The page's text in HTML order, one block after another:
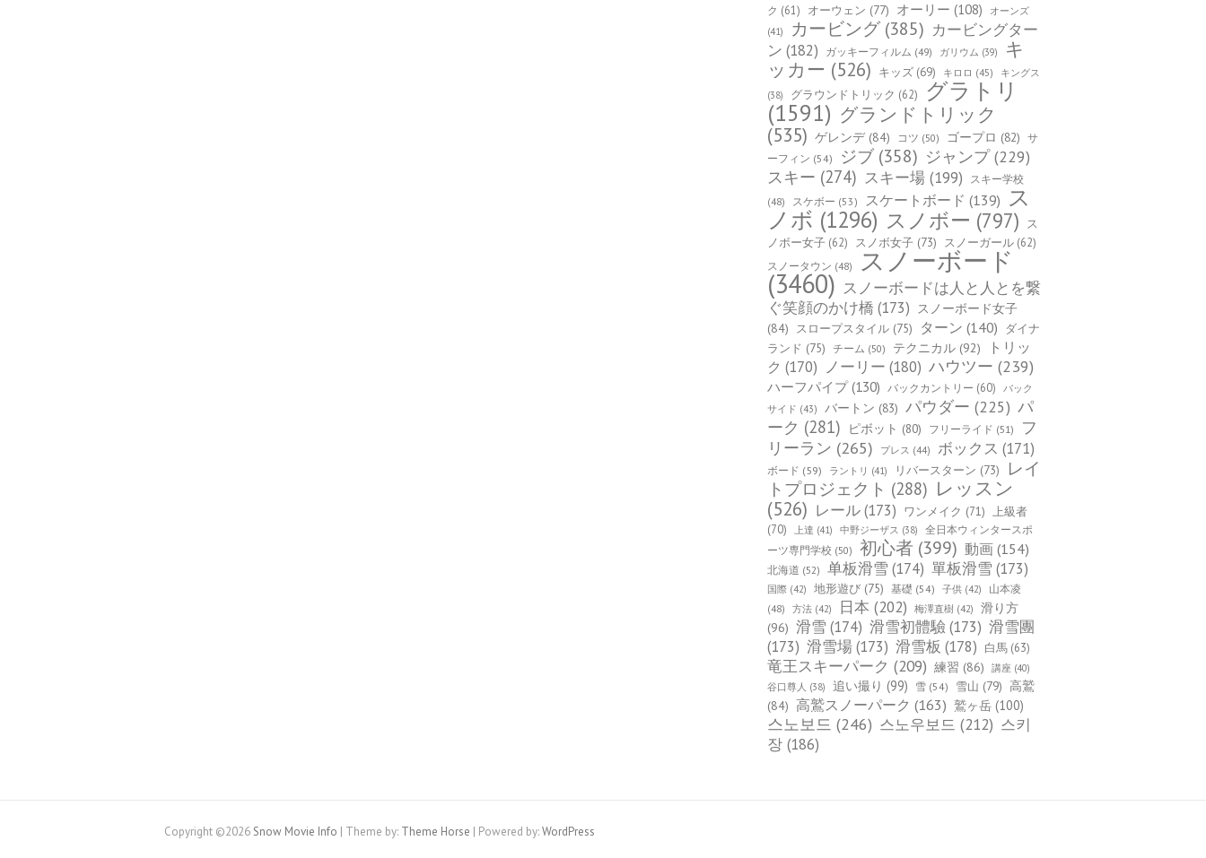
ク (61) オーウェン (77) オーリー (108)
オーンズ
(41)
カービング (385) カービングター
ン (182) ガッキーフィルム (49) ガリウム (39)
キ
ッカー (526) キッズ (69) キロロ (45)
キングス
(38)
グラウンドトリック (62) グラトリ
(1591) グランドトリック
(535) ゲレンデ(84) コツ (50) ゴープロ (82)
サ
ーフィン (54) ジブ (358) ジャンプ(229)
スキー (274) スキー場 (199)
スキー学校
(48)
スケボー (53) スケートボード (139) ス
ノボ (1296) スノボー (797)
ス
ノボー女子 (62) スノボ女子 (73) スノーガール (62)
スノータウン (48) スノーボード
(3460) スノーボードは人と人とを繋
ぐ笑顔のかけ橋 (173) スノーボード女子
(84) スロープスタイル (75) ターン (140) ダイナ
ランド (75) チーム (50) テクニカル (92)
トリッ
ク (170) ノーリー (180) ハウツー (239)
ハーフパイプ(130) バックカントリー (60)
バック
サイド (43) バートン (83) パウダー (225) パ
ーク (281) ピボット (80) フリーライド (51)
フ
リーラン (265) プレス (44) ボックス (171)
ボード (59) ラントリ (41) リバースターン (73)
レイ
トプロジェクト (288) レッスン
(526) レール(173) ワンメイク (71) 上級者
(70)
上達 (41) 中野ジーザス (38)
全日本ウィンタースポ
ーツ専門学校 (50) 初心者 (399) 動画 (154)
北海道 (52) 单板滑雪 (174) 單板滑雪 (173)
国際 (42) 地形遊び (75) 基礎 (54) 子供 (42)
山本凌
(48)
方法 (42) 日本 (202) 梅澤直樹 (42)
滑り方
(96) 滑雪 (174) 滑雪初體驗 (173) 滑雪團
(173) 滑雪場(173) 滑雪板 (178) 白馬 (63)
竜王スキーパーク (209) 練習 (86) 講座 (40)
谷口尊人 (38) 追い撮り (99) 雪 (54) 雪山 (79) 高鷲
(84) 高鷲スノーパーク (163) 鷲ヶ岳 (100)
스노보드 (246) 스노우보드 (212) 스키
장 (186)
Copyright ©2026 Snow Movie Info | Theme by: Theme Horse | Powered by:WordPress